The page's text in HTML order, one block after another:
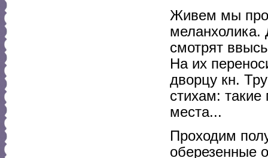
Живем мы
меланхолика.
смотрят
На их
дворцу кн.
стихам:
места...
Проходим
оберезенные